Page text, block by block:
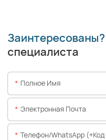
Заинтересованы?
специалиста
Полное Имя
Электронная Почта
Телефон/WhatsApp